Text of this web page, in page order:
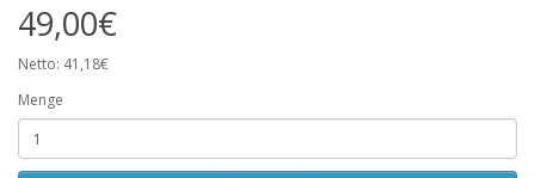
49,00€
Netto: 41,18€
Menge